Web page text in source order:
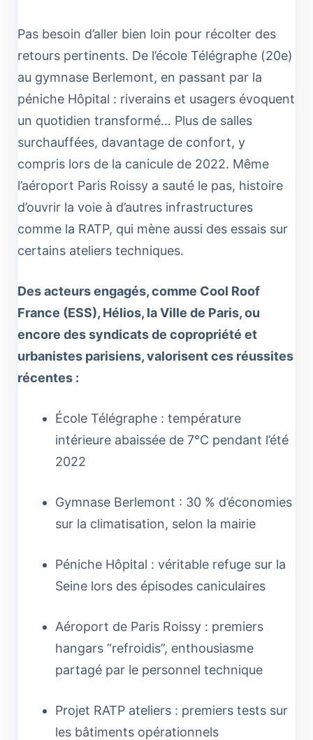
Pas besoin d’aller bien loin pour récolter des
retours pertinents. De l’école Télégraphe (20e)
au gymnase Berlemont, en passant par la
péniche Hôpital : riverains et usagers évoquent
un quotidien transformé… Plus de salles
surchauffées, davantage de confort, y
compris lors de la canicule de 2022. Même
l’aéroport Paris Roissy a sauté le pas, histoire
d’ouvrir la voie à d’autres infrastructures
comme la RATP, qui mène aussi des essais sur
certains ateliers techniques.
Des acteurs engagés, comme Cool Roof
France (ESS), Hélios, la Ville de Paris, ou
encore des syndicats de copropriété et
urbanistes parisiens, valorisent ces réussites
récentes :
École Télégraphe : température
intérieure abaissée de 7°C pendant l’été
2022
Gymnase Berlemont : 30 % d’économies
sur la climatisation, selon la mairie
Péniche Hôpital : véritable refuge sur la
Seine lors des épisodes caniculaires
Aéroport de Paris Roissy : premiers
hangars “refroidis”, enthousiasme
partagé par le personnel technique
Projet RATP ateliers : premiers tests sur
les bâtiments opérationnels